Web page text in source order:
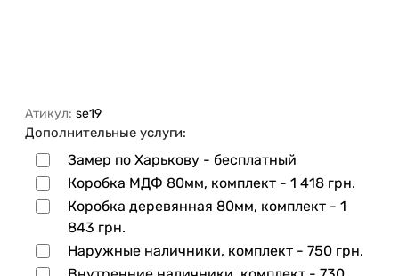
Атикул: se19
Дополнительные услуги:
Замер по Харькову - бесплатный
Коробка МДФ 80мм, комплект - 1 418 грн.
Коробка деревянная 80мм, комплект - 1
843 грн.
Наружные наличники, комплект - 750 грн.